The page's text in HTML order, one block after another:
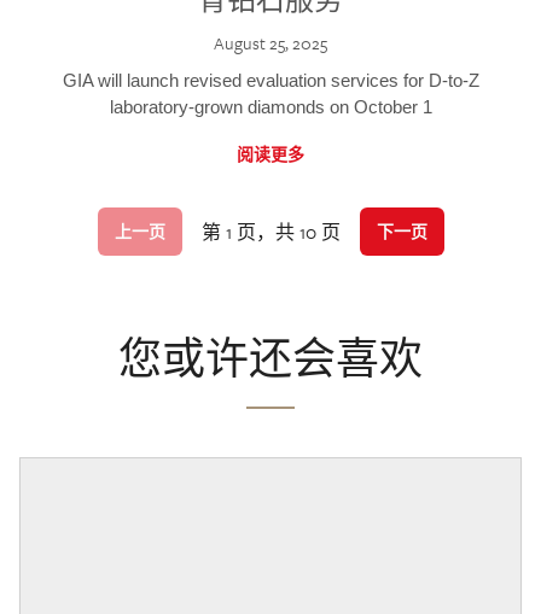
August 25, 2025
GIA will launch revised evaluation services for D-to-Z
laboratory-grown diamonds on October 1
阅读更多
上一页 第 1 页，共 10 页 下一页
您或许还会喜欢